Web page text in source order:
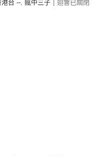
港台 --, 瘋中三子 迴響已關閉